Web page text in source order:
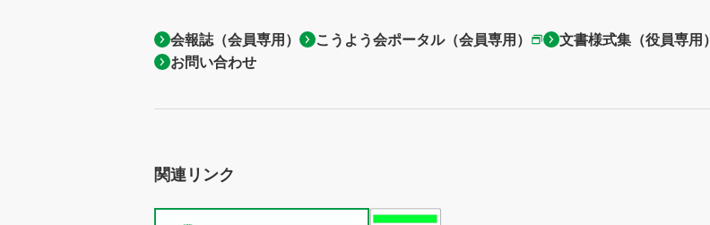
会報誌（会員専用） こうよう会ポータル（会員専用）
文書様式集（役員専用）
お問い合わせ
関連リンク